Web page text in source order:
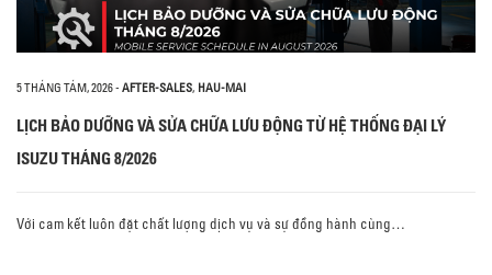
5 THÁNG TÁM, 2026- AFTER-SALES, HAU-MAI
LỊCH BẢO DƯỠNG VÀ SỬA CHỮA LƯU ĐỘNG TỪ HỆ THỐNG ĐẠI LÝ
ISUZU THÁNG 8/2026
Với cam kết luôn đặt chất lượng dịch vụ và sự đồng hành cùng…